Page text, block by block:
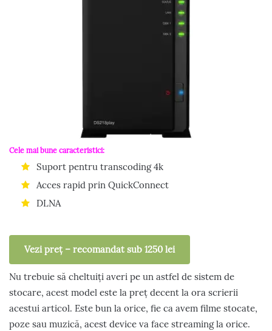
Cele mai bune caracteristici:
Suport pentru transcoding 4k
Acces rapid prin QuickConnect
DLNA
Vezi preț – recomandat sub 1250 lei
Nu trebuie să cheltuiți averi pe un astfel de sistem de
stocare, acest model este la preț decent la ora scrierii
acestui articol. Este bun la orice, fie ca avem filme stocate,
poze sau muzică, acest device va face streaming la orice.